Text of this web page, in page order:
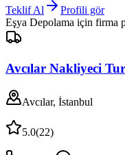
Teklif Al
Profili gör
Eşya Depolama için firma
Avcılar Nakliyeci
Avcılar, İstanbul
5.0(22)